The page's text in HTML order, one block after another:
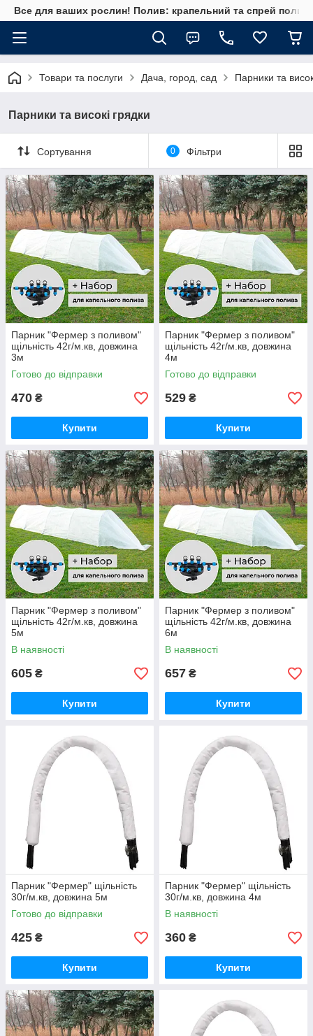
Все для ваших рослин! Полив: крапельний та спрей полив,
Товари та послуги Дача, город, сад Парники та
Парники та високі грядки
Сортування 0 Фільтри
Парник "Фермер з поливом"
щільність 42г/м.кв, довжина
3м
Готово до відправки
470 ₴
Купити
Парник "Фермер з поливом"
щільність 42г/м.кв, довжина
4м
Готово до відправки
529 ₴
Купити
Парник "Фермер з поливом"
щільність 42г/м.кв, довжина
5м
В наявності
605 ₴
Купити
Парник "Фермер з поливом"
щільність 42г/м.кв, довжина
6м
В наявності
657 ₴
Купити
Парник "Фермер" щільність
30г/м.кв, довжина 5м
Готово до відправки
425 ₴
Купити
Парник "Фермер" щільність
30г/м.кв, довжина 4м
В наявності
360 ₴
Купити